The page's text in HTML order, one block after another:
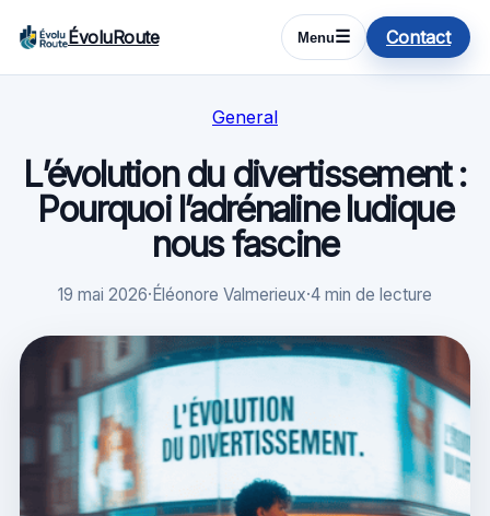
ÉvoluRoute Menu☰ Contact
General
L’évolution du divertissement :
Pourquoi l’adrénaline ludique
nous fascine
19 mai 2026·Éléonore Valmerieux·4 min de lecture